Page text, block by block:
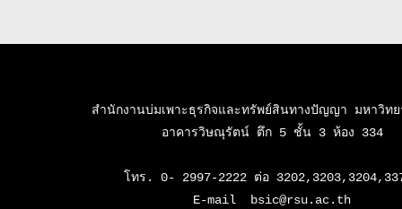
สำนักงานบ่มเพาะธุรกิจและทรัพย์สินทางปัญญา มหาวิทย
อาคารวิษณุรัตน์ ตึก 5 ชั้น 3 ห้อง 334
โทร. 0- 2997-2222 ต่อ
E-mail  bsic@rsu.ac.th